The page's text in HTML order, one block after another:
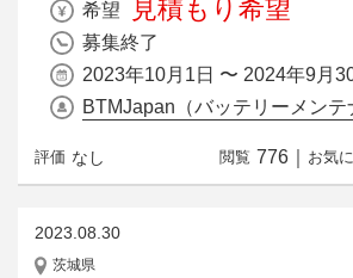
希望 見積もり希望
募集終了
2023年10月1日 〜 2024年9月
BTMJapan（バッテリーメンテ
評価 なし 閲覧 776 お気
2023.08.30
茨城県